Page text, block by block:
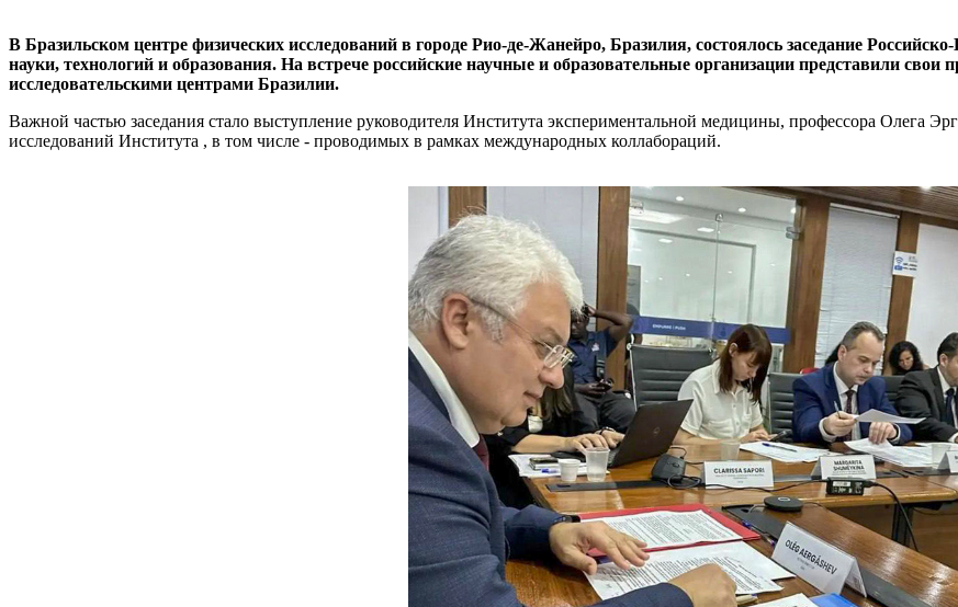
В Бразильском центре физических исследований в городе Рио-де-Жанейро, Бразилия, состоялось заседание
науки, технологий и образования. На встрече российские научные и образовательные организации представили свои
исследовательскими центрами Бразилии.
Важной частью заседания стало выступление руководителя Института экспериментальной медицины, профессора Олега
исследований Института , в том числе - проводимых в рамках международных коллабораций.